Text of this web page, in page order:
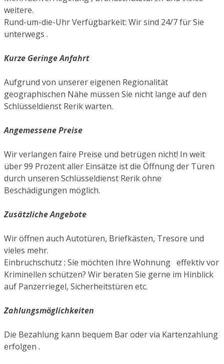
weitere.
Rund-um-die-Uhr Verfügbarkeit: Wir sind 24/7 für Sie
unterwegs .
Kurze Geringe Anfahrt
Aufgrund von unserer eigenen Regionalität
geographischen Nähe müssen Sie nicht lange auf den
Schlüsseldienst Rerik warten.
Angemessene Preise
Wir verlangen faire Preise und betrügen nicht! In weit
über 99 Prozent aller Einsätze ist die Öffnung der Türen
durch unseren Schlüsseldienst Rerik ohne
Beschädigungen möglich.
Zusätzliche Angebote
Wir öffnen auch Autotüren, Briefkästen, Tresore und
vieles mehr.
Einbruchschutz : Sie möchten Ihre Wohnung effektiv vor
Kriminellen schützen? Wir beraten Sie gerne im Hinblick
auf Panzerriegel, Sicherheitstüren etc.
Zahlungsmöglichkeiten
Die Bezahlung kann bequem Bar oder via Kartenzahlung
erfolgen .